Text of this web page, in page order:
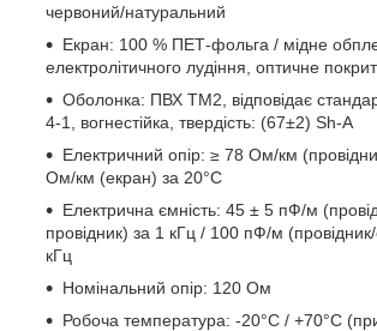
червоний/натуральний
Екран: 100 % ПЕТ-фольга / мідне
електролітичного лудіння, оптичне
Оболонка: ПВХ TM2, відповідає
4-1, вогнестійка, твердість: (67±2) Sh-A
Електричний опір: ≥ 78 Ом/км
Ом/км (екран) за 20°C
Електрична ємність: 45 ± 5 пФ/м
провідник) за 1 кГц / 100 пФ/м
кГц
Номінальний опір: 120 Ом
Робоча температура: -20°C / +70°C